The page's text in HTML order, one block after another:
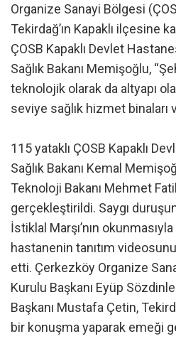
Organize Sanayi Bölgesi
Tekirdağ’ın Kapaklı ilçesine
ÇOSB Kapaklı Devlet
Sağlık Bakanı Memişoğlu,
teknolojik olarak da altyapı
seviye sağlık hizmet binaları
115 yataklı ÇOSB Kapaklı
Sağlık Bakanı Kemal
Teknoloji Bakanı Mehmet Fatih
gerçekleştirildi. Saygı
İstiklal Marşı’nın
hastanenin tanıtım
etti. Çerkezköy Organize
Kurulu Başkanı Eyüp
Başkanı Mustafa Çetin,
bir konuşma yaparak emeği